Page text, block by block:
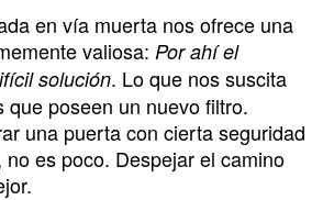
en vía muerta nos ofrece una
valiosa: Por ahí el
solución. Lo que nos suscita
que poseen un nuevo filtro.
una puerta con cierta seguridad
es poco. Despejar el camino